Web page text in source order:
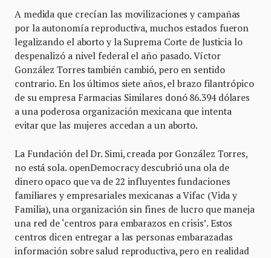
A medida que crecían las movilizaciones y campañas
por la autonomía reproductiva, muchos estados fueron
legalizando el aborto y la Suprema Corte de Justicia lo
despenalizó a nivel federal el año pasado. Víctor
González Torres también cambió, pero en sentido
contrario. En los últimos siete años, el brazo filantrópico
de su empresa Farmacias Similares donó 86.394 dólares
a una poderosa organización mexicana que intenta
evitar que las mujeres accedan a un aborto.
La Fundación del Dr. Simi, creada por González Torres,
no está sola. openDemocracy descubrió una ola de
dinero opaco que va de 22 influyentes fundaciones
familiares y empresariales mexicanas a Vifac (Vida y
Familia), una organización sin fines de lucro que maneja
una red de ‘centros para embarazos en crisis’. Estos
centros dicen entregar a las personas embarazadas
información sobre salud reproductiva, pero en realidad